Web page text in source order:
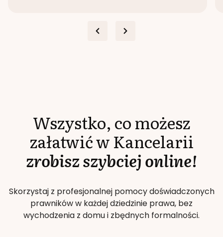
Wszystko, co możesz
załatwić w Kancelarii
zrobisz szybciej online!
Skorzystaj z profesjonalnej pomocy doświadczonych
prawników w każdej dziedzinie prawa, bez
wychodzenia z domu i zbędnych formalności.